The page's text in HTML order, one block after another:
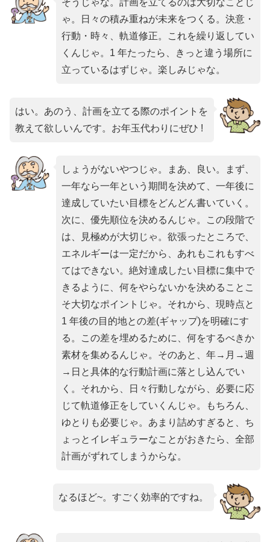
そうじゃな。計画を立てるのは大切なことじ
ゃ。日々の積み重ねが未来をつくる。決意・
行動・時々、軌道修正。これを繰り返してい
くんじゃ。1 年たったら、きっと違う場所に
立っているはずじゃ。楽しみじゃな。
はい。あのう、計画を立てる際のポイントを
教えて欲しいんです。お年玉代わりにぜひ !
しょうがないやつじゃ。まあ、良い。まず、
一年なら一年という期間を決めて、一年後に
達成していたい目標をどんどん書いていく。
次に、優先順位を決めるんじゃ。この段階で
は、見極めが大切じゃ。欲張ったところで、
エネルギーは一定だから、あれもこれもすべ
てはできない。絶対達成したい目標に集中で
きるように、何をやらないかを決めることこ
そ大切なポイントじゃ。それから、現時点と
1 年後の目的地との差(ギャップ)を明確にす
る。この差を埋めるために、何をするべきか
素材を集めるんじゃ。そのあと、年→月→週
→日と具体的な行動計画に落とし込んでい
く。それから、日々行動しながら、必要に応
じて軌道修正をしていくんじゃ。もちろん、
ゆとりも必要じゃ。あまり詰めすぎると、ち
ょっとイレギュラーなことがおきたら、全部
計画がずれてしまうからな。
なるほど~。すごく効率的ですね。